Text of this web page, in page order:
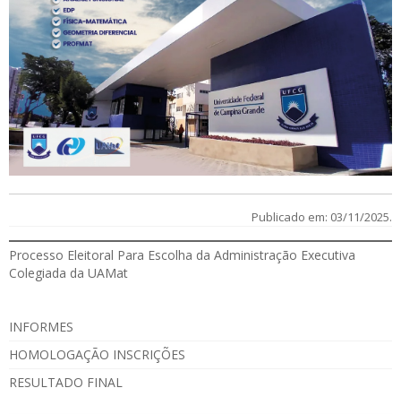
Publicado em: 03/11/2025.
Processo Eleitoral Para Escolha da Administração Executiva
Colegiada da UAMat
INFORMES
HOMOLOGAÇÃO INSCRIÇÕES
RESULTADO FINAL